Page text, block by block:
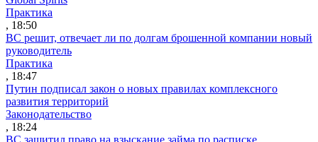
Практика
, 18:50
ВС решит, отвечает ли по долгам брошенной компании новый
руководитель
Практика
, 18:47
Путин подписал закон о новых правилах комплексного
развития территорий
Законодательство
, 18:24
ВС защитил право на взыскание займа по расписке